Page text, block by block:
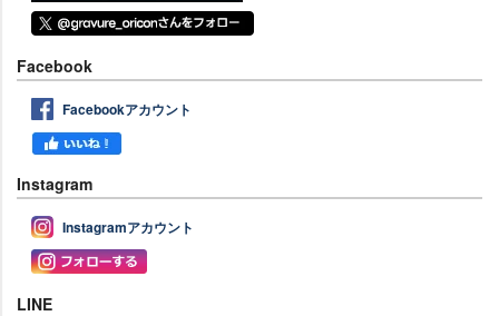
Facebook
Facebookアカウント
Instagram
Instagramアカウント
LINE